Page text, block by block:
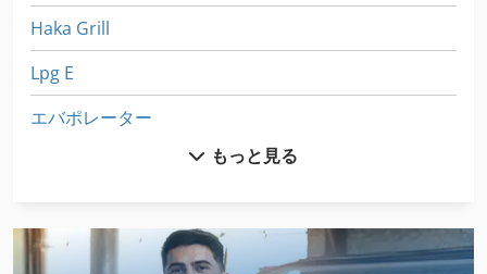
Haka Grill
Lpg E
エバポレーター
クランプ ロッド トラック
もっと見る